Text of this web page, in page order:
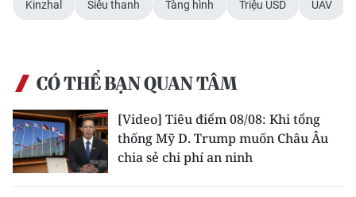
Media Khoa học - Công nghệ
Media Môi trường
Ảnh
Infographic
Kinzhal Siêu thanh Tàng hình Triệu USD UAV
CÓ THỂ BẠN QUAN TÂM
[Video] Tiêu điểm 08/08: Khi tổng
thống Mỹ D. Trump muốn Châu Âu
chia sẻ chi phí an ninh